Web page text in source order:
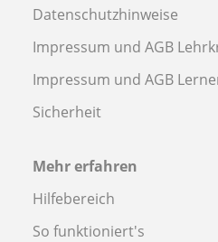
Datenschutzhinweise
Impressum und AGB
Impressum und AGB
Sicherheit
Mehr erfahren
Hilfebereich
So funktioniert's